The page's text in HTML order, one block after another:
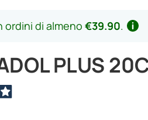
ordini di almeno €39.90.
PLUS